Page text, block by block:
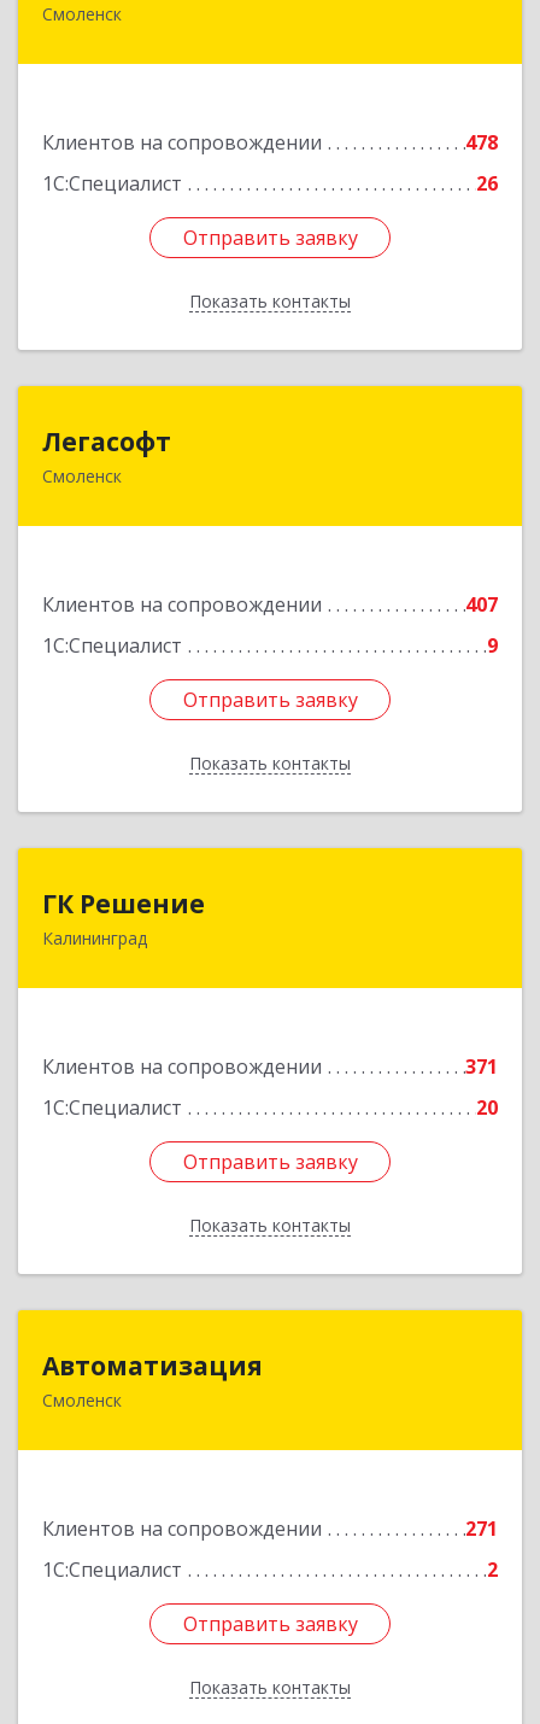
Смоленск
Клиентов на сопровождении
478
1С:Специалист
26
Отправить заявку
Показать контакты
214018, Смоленская обл, Смоленск г, Раевского
Отправить заявку
Назад
Легасофт
Смоленск
Клиентов на сопровождении
407
1С:Специалист
9
Отправить заявку
Показать контакты
214018, Смоленская обл, Смоленск г, Ново-
Отправить заявку
Назад
ГК Решение
Калининград
Клиентов на сопровождении
371
1С:Специалист
20
Отправить заявку
Показать контакты
236038, Калининградская обл, Калининград г,
Отправить заявку
Назад
Автоматизация
Смоленск
Клиентов на сопровождении
271
1С:Специалист
2
Отправить заявку
Показать контакты
214019, Смоленская обл, Смоленск г, Марии
Отправить заявку
Назад